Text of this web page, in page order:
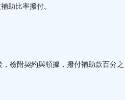
比率撥付。
附契約與領據，撥付補助款百分之